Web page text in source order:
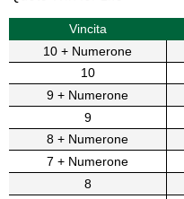
Vincita
10 + Numerone
10
9 + Numerone
9
8 + Numerone
7 + Numerone
8